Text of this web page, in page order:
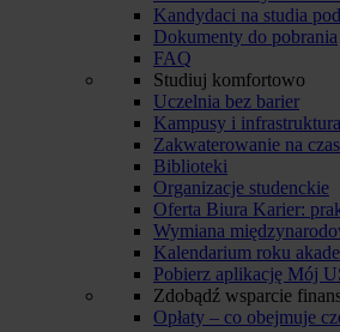
Kandydaci na studia
Dokumenty do pobrania
FAQ
Studiuj komfortowo
Uczelnia bez barier
Kampusy i infrastruktura
Zakwaterowanie na
Biblioteki
Organizacje studenckie
Oferta Biura Karier:
Wymiana
Kalendarium roku
Pobierz aplikację Mój
Zdobądź wsparcie
Opłaty – co obejmuje